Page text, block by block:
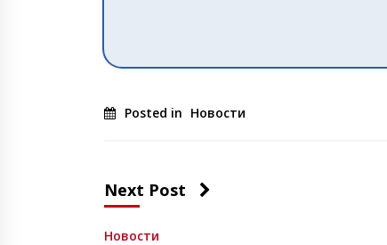
Posted in Новости
Next Post
Новости